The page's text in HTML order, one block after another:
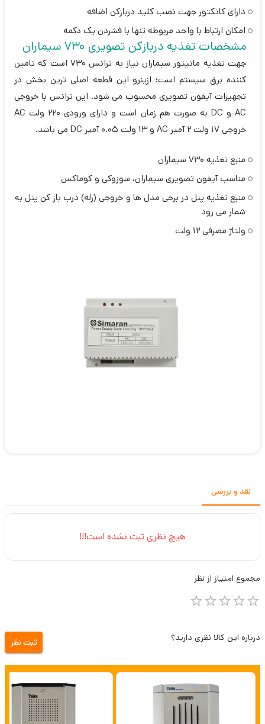
دارای کانکتور جهت نصب کلید دربازکن اضافه
امکان ارتباط با واحد مربوطه تنها با فشردن یک دکمه
مشخصات تغذیه دربازکن تصویری 730 سیماران
جهت تغذیه مانیتور سیماران نیاز به ترانس 730 است که تامین
کننده برق سیستم است؛ ازینرو این قطعه اصلی ترین بخش در
تجهیزات آیفون تصویری محسوب می شود. این ترانس با خروجی
AC و DC به صورت هم زمان است و دارای ورودی 220 ولت AC
خروجی 17 ولت 2 آمپر AC و 13 ولت 0.05 آمپر DC می باشد.
منبع تغذیه 730 سیماران
مناسب آیفون تصویری سیماران، سوزوکی و کوماکس
منبع تغذیه پنل در برخی مدل ها و خروجی (رله) درب باز کن پنل به
شمار می رود
ولتاژ مصرفی 12 ولت
نقد و بررسی
مجموع امتیاز از نظر
درباره این کالا نظری دارید؟ ثبت نظر
هیچ نظری ثبت نشده است!!!